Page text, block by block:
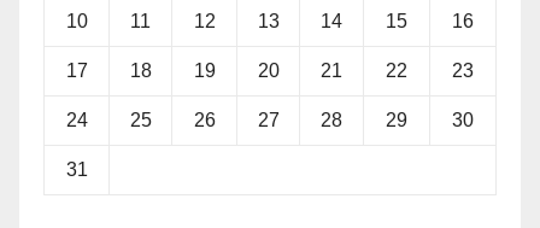
10 11 12 13 14 15 16
17 18 19 20 21 22 23
24 25 26 27 28 29 30
31